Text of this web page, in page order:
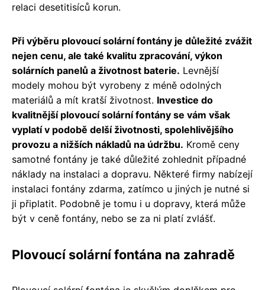
relaci desetitisíců korun.
Při výběru plovoucí solární fontány je důležité zvážit
nejen cenu, ale také kvalitu zpracování, výkon
solárních panelů a životnost baterie. Levnější
modely mohou být vyrobeny z méně odolných
materiálů a mít kratší životnost. Investice do
kvalitnější plovoucí solární fontány se vám však
vyplatí v podobě delší životnosti, spolehlivějšího
provozu a nižších nákladů na údržbu. Kromě ceny
samotné fontány je také důležité zohlednit případné
náklady na instalaci a dopravu. Některé firmy nabízejí
instalaci fontány zdarma, zatímco u jiných je nutné si
ji připlatit. Podobně je tomu i u dopravy, která může
být v ceně fontány, nebo se za ni platí zvlášť.
Plovoucí solární fontána na zahradě